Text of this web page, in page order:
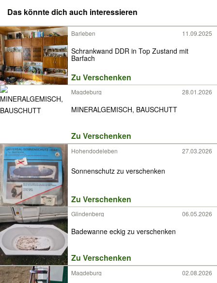
Das könnte dich auch interessieren
Barleben 11.09.2025
Schrankwand DDR in Top Zustand mit
Barfach
Zu Verschenken
Magdeburg 28.01.2026
MINERALGEMISCH, BAUSCHUTT
Zu Verschenken
Hohendodeleben 27.03.2026
Sonnenschutz zu verschenken
Zu Verschenken
Glindenberg 06.05.2026
Badewanne eckig zu verschenken
Zu Verschenken
Magdeburg 02.08.2026